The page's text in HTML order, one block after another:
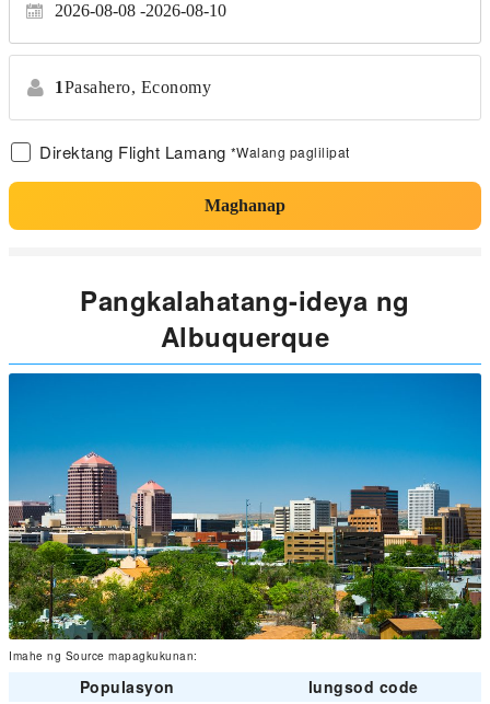
2026-08-08 2026-08-10
1Pasahero, Economy
Direktang Flight Lamang *Walang paglilipat
Maghanap
Pangkalahatang-ideya ng
Albuquerque
Imahe ng Source mapagkukunan:
Populasyon
lungsod code